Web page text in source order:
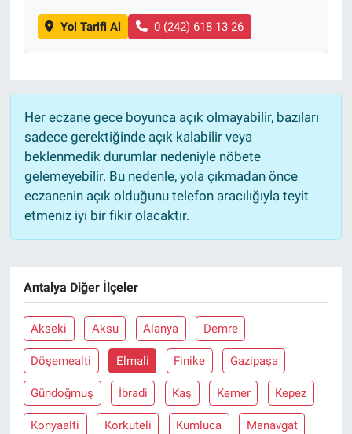
Yol Tarifi Al 0 (242) 618 13 26
Her eczane gece boyunca açık olmayabilir, bazıları
sadece gerektiğinde açık kalabilir veya
beklenmedik durumlar nedeniyle nöbete
gelemeyebilir. Bu nedenle, yola çıkmadan önce
eczanenin açık olduğunu telefon aracılığıyla teyit
etmeniz iyi bir fikir olacaktır.
Antalya Diğer İlçeler
Akseki Aksu Alanya Demre
Döşemealti Elmali Finike Gazipaşa
Gündoğmuş İbradi Kaş Kemer Kepez
Konyaalti Korkuteli Kumluca Manavgat
Sağlık
Ramazan